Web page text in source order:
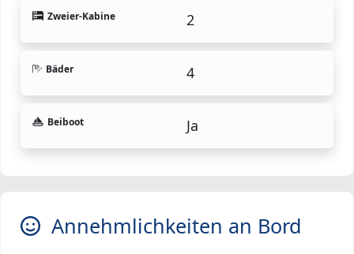
Zweier-Kabine 2
Bäder 4
Beiboot Ja
Annehmlichkeiten an Bord